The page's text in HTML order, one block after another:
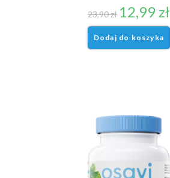
23,90zł 12,99zł
Dodaj do koszyka